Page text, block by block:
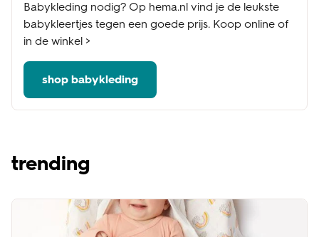
Babykleding nodig? Op hema.nl vind je de leukste
babykleertjes tegen een goede prijs. Koop online of
in de winkel >
shop babykleding
trending